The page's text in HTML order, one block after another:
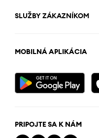
SLUŽBY ZÁKAZNÍKOM
MOBILNÁ APLIKÁCIA
PRIPOJTE SA K NÁM